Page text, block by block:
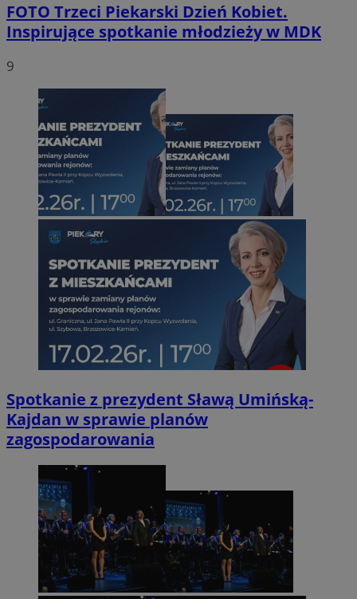
FOTO Trzeci Piekarski Dzień Kobiet.
Inspirujące spotkanie młodzieży w MDK
9
Spotkanie z prezydent Sławą Umińską-
Kajdan w sprawie planów
zagospodarowania